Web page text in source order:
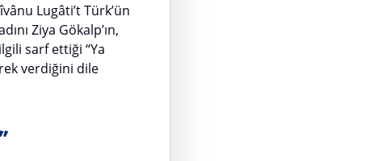
Lugâti’t Türk’ün
Ziya Gökalp’ın,
sarf ettiği “Ya
verdiğini dile